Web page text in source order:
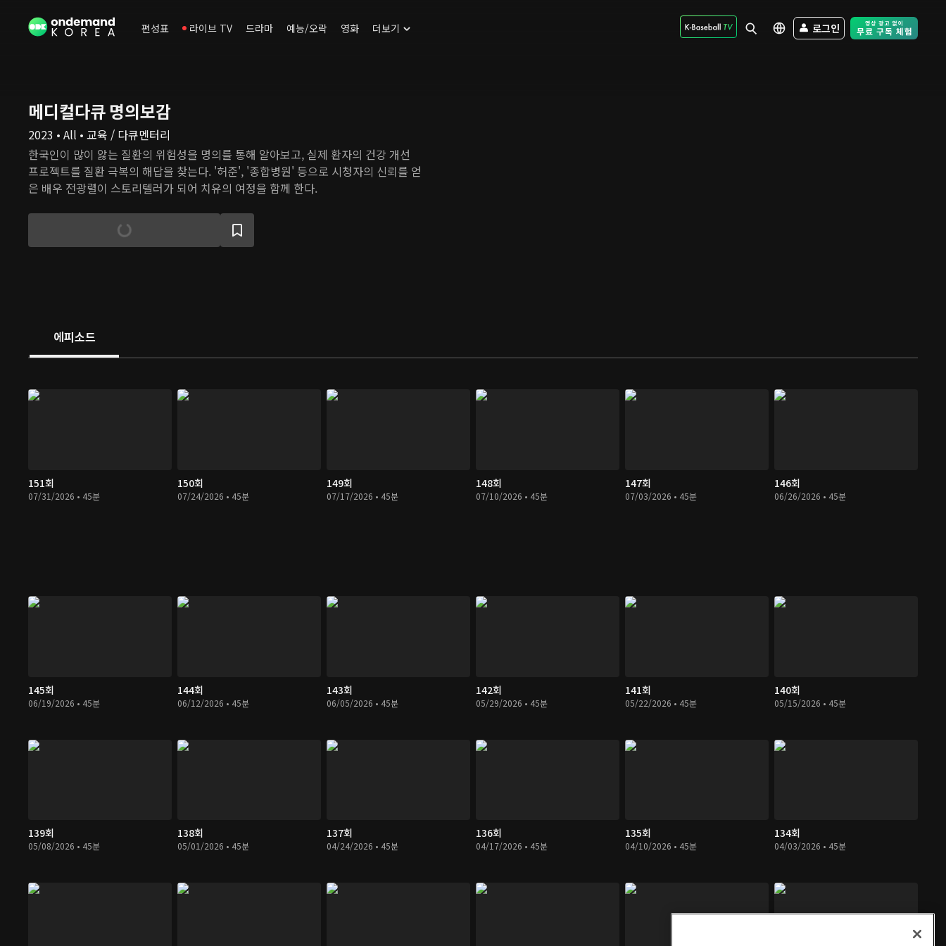
편성표 라이브 TV 드라마 예능/오락 영화 더보기 로그인 Free Trial -
메디컬다큐 명의보감
2023 • All • 교육 / 다큐멘터리
한국인이 많이 앓는 질환의 위험성을 명의를 통해 알아보고, 실제 환자의 건강 개선
프로젝트를 질환 극복의 해답을 찾는다. '허준', '종합병원' 등으로 시청자의 신뢰를 얻
은 배우 전광렬이 스토리텔러가 되어 치유의 여정을 함께 한다.
에피소드
151회
07/31/2026 • 45분
150회
07/24/2026 • 45분
149회
07/17/2026 • 45분
148회
07/10/2026 • 45분
147회
07/03/2026 • 45분
146회
06/26/2026 • 45분
145회
06/19/2026 • 45분
144회
06/12/2026 • 45분
143회
06/05/2026 • 45분
142회
05/29/2026 • 45분
141회
05/22/2026 • 45분
140회
05/15/2026 • 45분
139회
05/08/2026 • 45분
138회
05/01/2026 • 45분
137회
04/24/2026 • 45분
136회
04/17/2026 • 45분
135회
04/10/2026 • 45분
134회
04/03/2026 • 45분